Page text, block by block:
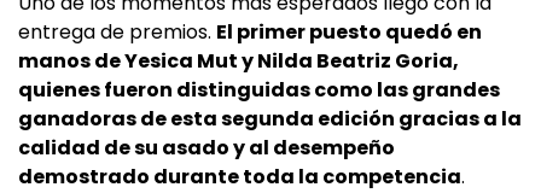
entrega de premios. El primer puesto quedó en
manos de Yesica Mut y Nilda Beatriz Goria,
quienes fueron distinguidas como las grandes
ganadoras de esta segunda edición gracias a la
calidad de su asado y al desempeño
demostrado durante toda la competencia.